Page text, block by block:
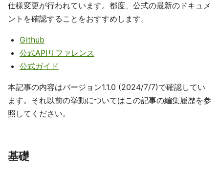
仕様変更が行われています。都度、公式の最新のドキュメ
ントを確認することをおすすめします。
Github
公式APIリファレンス
公式ガイド
本記事の内容はバージョン1.1.0 (2024/7/7)で確認してい
ます。それ以前の挙動についてはこの記事の編集履歴を参
照してください。
基礎